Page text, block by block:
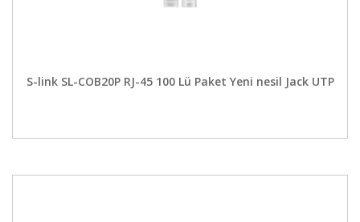
S-link SL-COB20P RJ-45 100 Lü Paket Yeni nesil Jack UTP